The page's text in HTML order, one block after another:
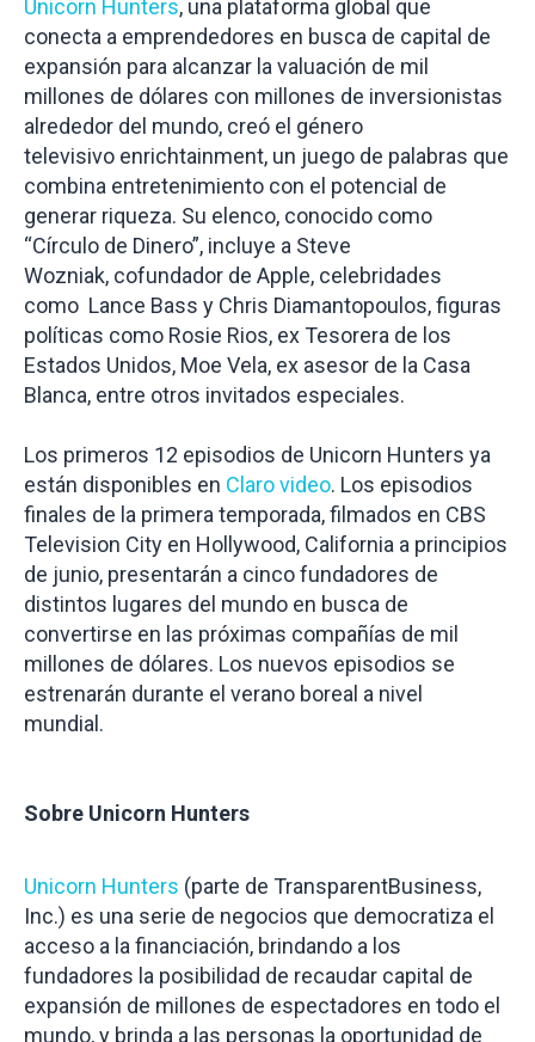
Unicorn Hunters, una plataforma global que
conecta a emprendedores en busca de capital de
expansión para alcanzar la valuación de mil
millones de dólares con millones de inversionistas
alrededor del mundo, creó el género
televisivo enrichtainment, un juego de palabras que
combina entretenimiento con el potencial de
generar riqueza. Su elenco, conocido como
“Círculo de Dinero”, incluye a Steve
Wozniak, cofundador de Apple, celebridades
como Lance Bass y Chris Diamantopoulos,figuras
políticas como Rosie Rios, ex Tesorera de los
Estados Unidos, Moe Vela, ex asesor de la Casa
Blanca, entre otros invitados especiales.
Los primeros 12 episodios de Unicorn Hunters ya
están disponibles en Claro video. Los episodios
finales de la primera temporada, filmados en CBS
Television City en Hollywood, California a principios
de junio, presentarán a cinco fundadores de
distintos lugares del mundo en busca de
convertirse en las próximas compañías de mil
millones de dólares. Los nuevos episodios se
estrenarán durante el verano boreal a nivel
mundial.
Sobre Unicorn Hunters
Unicorn Hunters (parte de TransparentBusiness,
Inc.) es una serie de negocios que democratiza el
acceso a la financiación, brindando a los
fundadores la posibilidad de recaudar capital de
expansión de millones de espectadores en todo el
mundo, y brinda a las personas la oportunidad de